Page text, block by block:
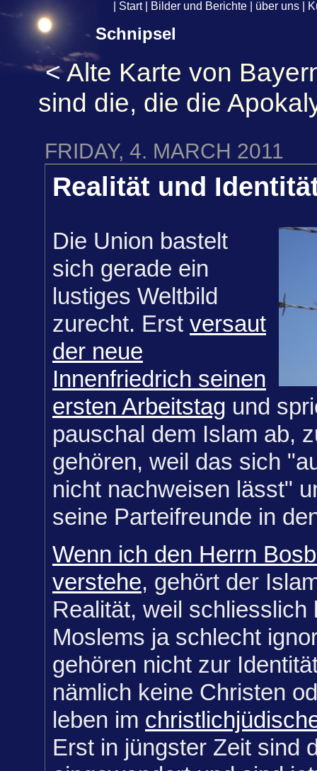
Start| Bilder und Berichte über uns
Schnipsel
< Alte Karte von
sind die, die die
FRIDAY, 4. MARCH 2011
Realität und
Die Union bastelt
sich gerade ein
lustiges Weltbild
zurecht. Erst versaut
der neue
Innenfriedrich seinen
ersten Arbeitstag und
pauschal dem Islam ab,
gehören, weil das sich
nicht nachweisen lässt"
seine Parteifreunde in
Wenn ich den Herrn
verstehe, gehört der
Realität, weil schliesslich
Moslems ja schlecht
gehören nicht zur
nämlich keine Christen
leben im
Erst in jüngster Zeit sind